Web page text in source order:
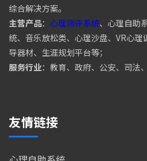
综合解决方案。
主营产品： 心理测评系统、心理自助
统、音乐放松类、心理沙盘、VR心
导器材、生涯规划平台等；
服务行业：教育、政府、公安、司法
友情链接